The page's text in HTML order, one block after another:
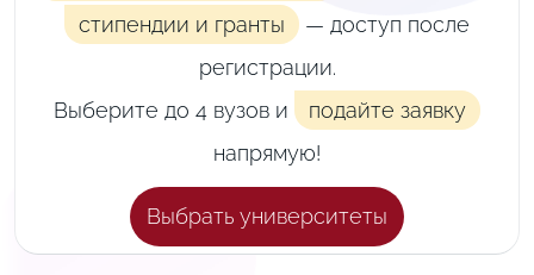
стипендии и гранты
— доступ после
регистрации.
Выберите до 4 вузов и
подайте заявку
напрямую!
Выбрать университеты